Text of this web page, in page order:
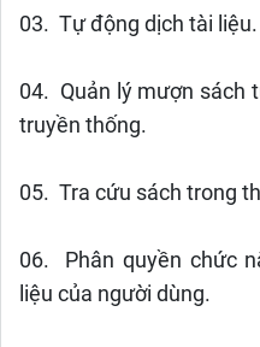
03. Tự động dịch tài liệu.
04. Quản lý mượn sách
truyền thống.
05. Tra cứu sách trong
06. Phân quyền chức
liệu của người dùng.